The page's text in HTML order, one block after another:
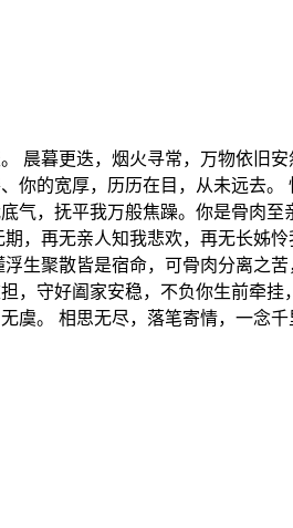
晨暮更迭，烟火寻常，万物依旧
的宽厚，历历在目，从未远去
，抚平我万般焦躁。你是骨肉
，再无亲人知我悲欢，再无长姊
生聚散皆是宿命，可骨肉分离之
守好阖家安稳，不负你生前牵
虞。 相思无尽，落笔寄情，一念